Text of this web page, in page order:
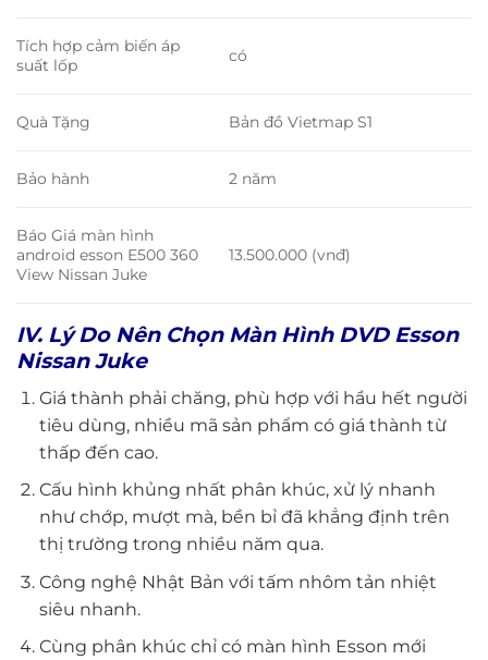
Tích hợp cảm biến áp
suất lốp
có
Quà Tặng Bản đồ Vietmap S1
Bảo hành 2 năm
Báo Giá màn hình
android esson E500 360
View Nissan Juke
13.500.000 (vnđ)
IV. Lý Do Nên Chọn Màn Hình DVD Esson
Nissan Juke
Giá thành phải chăng, phù hợp với hầu hết người
tiêu dùng, nhiều mã sản phẩm có giá thành từ
thấp đến cao.
Cấu hình khủng nhất phân khúc, xử lý nhanh
như chớp, mượt mà, bền bỉ đã khẳng định trên
thị trường trong nhiều năm qua.
Công nghệ Nhật Bản với tấm nhôm tản nhiệt
siêu nhanh.
Cùng phân khúc chỉ có màn hình Esson mới